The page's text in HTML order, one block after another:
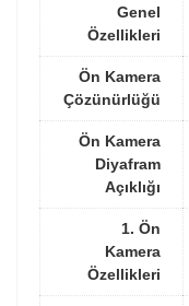
Genel
Özellikleri
Ön Kamera
Çözünürlüğü
Ön Kamera
Diyafram
Açıklığı
1. Ön
Kamera
Özellikleri